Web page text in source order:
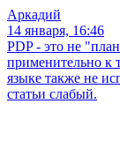
Аркадий
14 января, 16:46
PDP - это не
применительно к
языке также не
статьи слабый.